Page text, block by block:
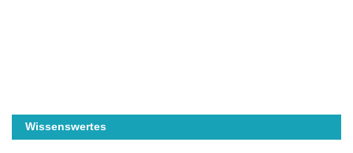
Wissenswertes